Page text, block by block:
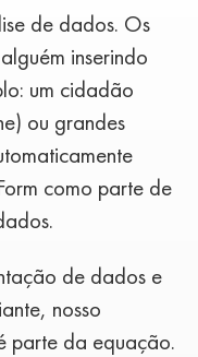
de dados. Os
inserindo
um cidadão
ou grandes
como parte de
de dados e
nosso
parte da equação.